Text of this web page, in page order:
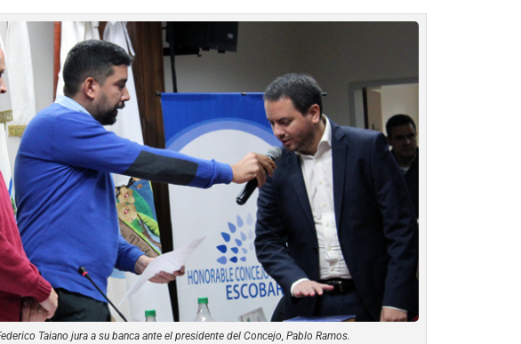
Taiano jura a su banca ante el presidente del Concejo, Pablo Ramos.